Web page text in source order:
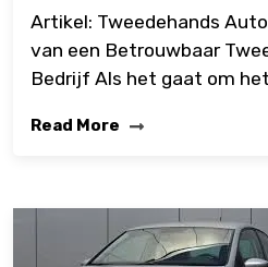
Artikel: Tweedehands
van een Betrouwbaar
Bedrijf Als het gaat om
Read More